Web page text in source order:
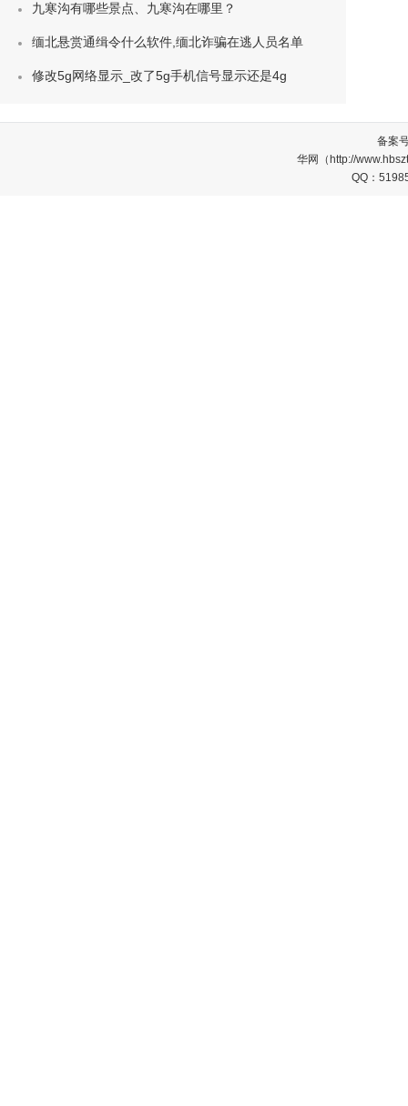
九寒沟有哪些景点、九寒沟在哪里？
缅北悬赏通缉令什么软件,缅北诈骗在逃人员名单
修改5g网络显示_改了5g手机信号显示还是4g
备案
华网（http://
QQ：